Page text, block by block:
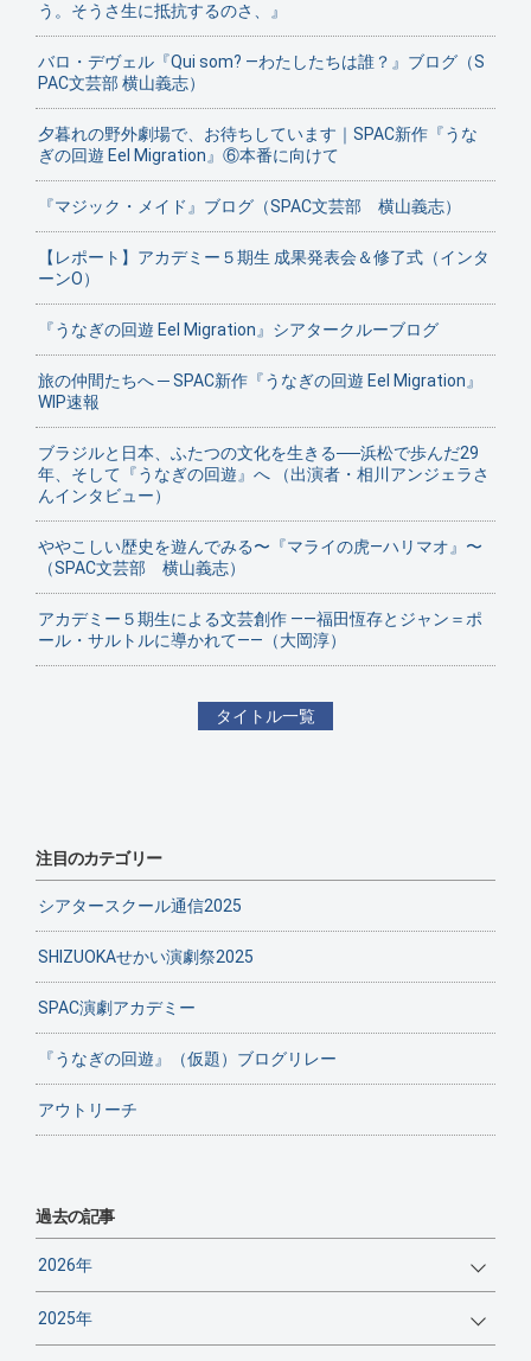
う。そうさ生に抵抗するのさ、』
バロ・デヴェル『Qui som? ―わたしたちは誰？』ブログ（S
PAC文芸部 横山義志）
夕暮れの野外劇場で、お待ちしています｜SPAC新作『うな
ぎの回遊 Eel Migration』⑥本番に向けて
『マジック・メイド』ブログ（SPAC文芸部 横山義志）
【レポート】アカデミー５期生 成果発表会＆修了式（インタ
ーンO）
『うなぎの回遊 Eel Migration』シアタークルーブログ
旅の仲間たちへ ─ SPAC新作『うなぎの回遊 Eel Migration』
WIP速報
ブラジルと日本、ふたつの文化を生きる──浜松で歩んだ29
年、そして『うなぎの回遊』へ （出演者・相川アンジェラさ
んインタビュー）
ややこしい歴史を遊んでみる〜『マライの虎—ハリマオ』〜
（SPAC文芸部 横山義志）
アカデミー５期生による文芸創作 ——福田恆存とジャン＝ポ
ール・サルトルに導かれて——（大岡淳）
タイトル一覧
注目のカテゴリー
シアタースクール通信2025
SHIZUOKAせかい演劇祭2025
SPAC演劇アカデミー
『うなぎの回遊』（仮題）ブログリレー
アウトリーチ
過去の記事
2026年
2025年